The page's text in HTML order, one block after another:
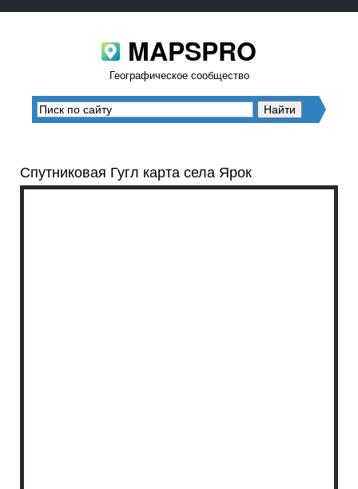
MAPSPRO
Географическое сообщество
Спутниковая Гугл карта села Ярок